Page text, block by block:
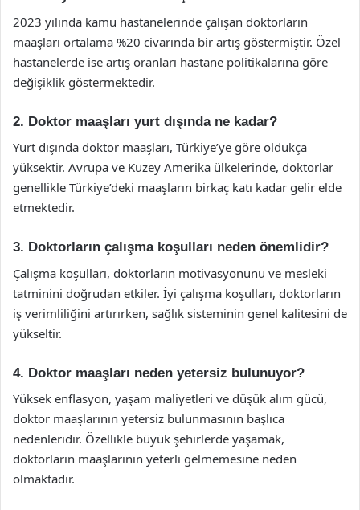
2023 yılında kamu hastanelerinde çalışan doktorların
maaşları ortalama %20 civarında bir artış göstermiştir. Özel
hastanelerde ise artış oranları hastane politikalarına göre
değişiklik göstermektedir.
2. Doktor maaşları yurt dışında ne kadar?
Yurt dışında doktor maaşları, Türkiye’ye göre oldukça
yüksektir. Avrupa ve Kuzey Amerika ülkelerinde, doktorlar
genellikle Türkiye’deki maaşların birkaç katı kadar gelir elde
etmektedir.
3. Doktorların çalışma koşulları neden önemlidir?
Çalışma koşulları, doktorların motivasyonunu ve mesleki
tatminini doğrudan etkiler. İyi çalışma koşulları, doktorların
iş verimliliğini artırırken, sağlık sisteminin genel kalitesini de
yükseltir.
4. Doktor maaşları neden yetersiz bulunuyor?
Yüksek enflasyon, yaşam maliyetleri ve düşük alım gücü,
doktor maaşlarının yetersiz bulunmasının başlıca
nedenleridir. Özellikle büyük şehirlerde yaşamak,
doktorların maaşlarının yeterli gelmemesine neden
olmaktadır.